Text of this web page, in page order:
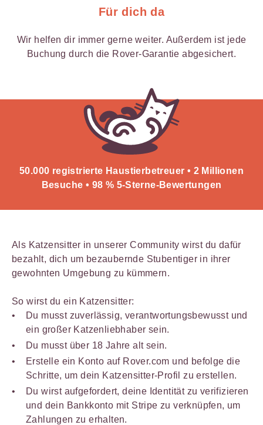
Für dich da
Wir helfen dir immer gerne weiter. Außerdem ist jede
Buchung durch die Rover-Garantie abgesichert.
50.000 registrierte Haustierbetreuer • 2 Millionen
Besuche • 98 % 5-Sterne-Bewertungen
Als Katzensitter in unserer Community wirst du dafür
bezahlt, dich um bezaubernde Stubentiger in ihrer
gewohnten Umgebung zu kümmern.
So wirst du ein Katzensitter:
Du musst zuverlässig, verantwortungsbewusst und
ein großer Katzenliebhaber sein.
Du musst über 18 Jahre alt sein.
Erstelle ein Konto auf Rover.com und befolge die
Schritte, um dein Katzensitter-Profil zu erstellen.
Du wirst aufgefordert, deine Identität zu verifizieren
und dein Bankkonto mit Stripe zu verknüpfen, um
Zahlungen zu erhalten.